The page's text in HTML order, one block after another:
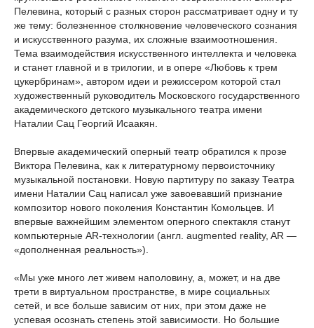
Пелевина, который с разных сторон рассматривает одну и ту
же тему: болезненное столкновение человеческого сознания
и искусственного разума, их сложные взаимоотношения.
Тема взаимодействия искусственного интеллекта и человека
и станет главной и в трилогии, и в опере «Любовь к трем
цукербринам», автором идеи и режиссером которой стал
художественный руководитель Московского государственного
академического детского музыкального театра имени
Наталии Сац Георгий Исаакян.
Впервые академический оперный театр обратился к прозе
Виктора Пелевина, как к литературному первоисточнику
музыкальной постановки. Новую партитуру по заказу Театра
имени Наталии Сац написал уже завоевавший признание
композитор нового поколения Константин Комольцев. И
впервые важнейшим элементом оперного спектакля станут
компьютерные AR-технологии (англ. augmented reality, AR —
«дополненная реальность»).
«Мы уже много лет живем наполовину, а, может, и на две
трети в виртуальном пространстве, в мире социальных
сетей, и все больше зависим от них, при этом даже не
успевая осознать степень этой зависимости. Но большие